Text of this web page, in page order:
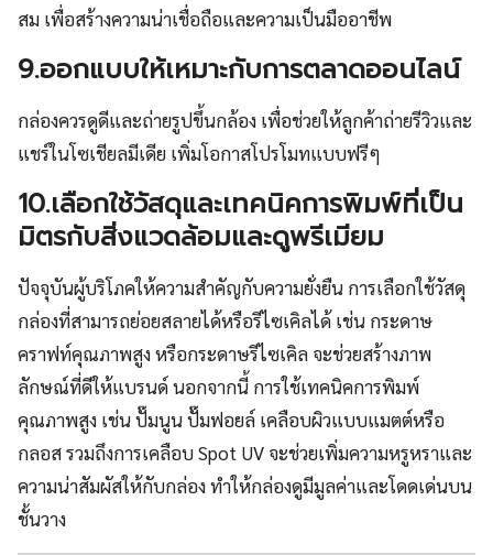
สม เพื่อสร้างความน่าเชื่อถือและความเป็นมืออาชีพ
9.ออกแบบให้เหมาะกับการตลาดออนไลน์
กล่องควรดูดีและถ่ายรูปขึ้นกล้อง เพื่อช่วยให้ลูกค้าถ่ายรีวิวและ
แชร์ในโซเชียลมีเดีย เพิ่มโอกาสโปรโมทแบบฟรีๆ
10.เลือกใช้วัสดุและเทคนิคการพิมพ์ที่เป็น
มิตรกับสิ่งแวดล้อมและดูพรีเมียม
ปัจจุบันผู้บริโภคให้ความสำคัญกับความยั่งยืน การเลือกใช้วัสดุ
กล่องที่สามารถย่อยสลายได้หรือรีไซเคิลได้ เช่น กระดาษ
คราฟท์คุณภาพสูง หรือกระดาษรีไซเคิล จะช่วยสร้างภาพ
ลักษณ์ที่ดีให้แบรนด์ นอกจากนี้ การใช้เทคนิคการพิมพ์
คุณภาพสูง เช่น ปั๊มนูน ปั๊มฟอยล์ เคลือบผิวแบบแมตต์หรือ
กลอส รวมถึงการเคลือบ Spot UV จะช่วยเพิ่มความหรูหราและ
ความน่าสัมผัสให้กับกล่อง ทำให้กล่องดูมีมูลค่าและโดดเด่นบน
ชั้นวาง